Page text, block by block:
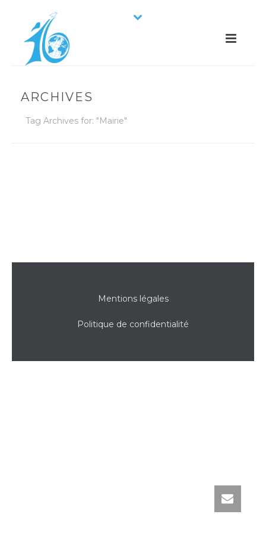
ARCHIVES
Tag Archives for: "Mairie"
Mentions légales
Politique de confidentialité